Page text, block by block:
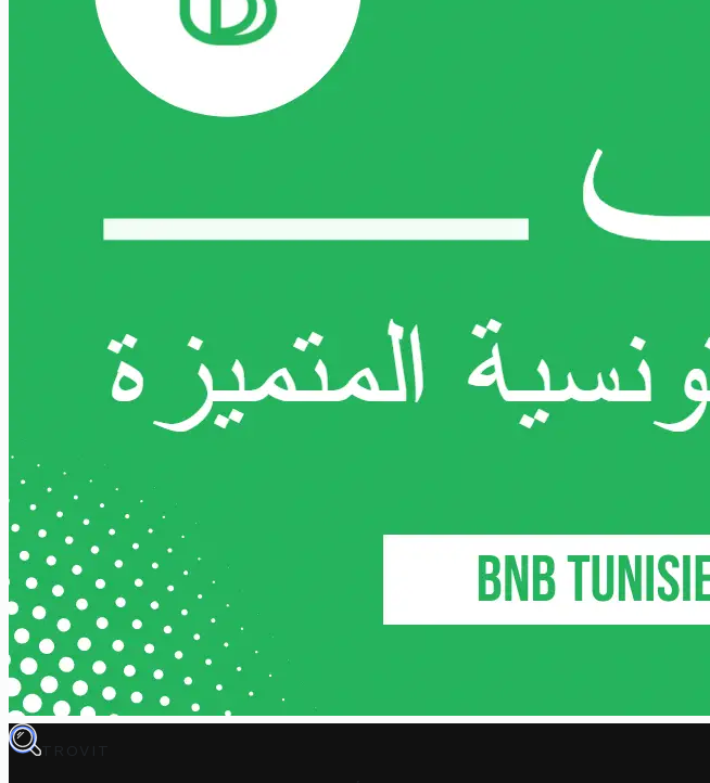
TROVIT